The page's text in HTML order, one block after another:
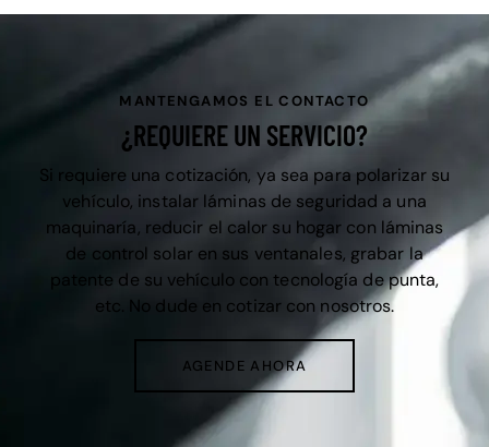
MANTENGAMOS EL CONTACTO
¿REQUIERE UN SERVICIO?
Si requiere una cotización, ya sea para polarizar su
vehículo, instalar láminas de seguridad a una
maquinaría, reducir el calor su hogar con láminas
de control solar en sus ventanales, grabar la
patente de su vehículo con tecnología de punta,
etc. No dude en cotizar con nosotros.
AGENDE AHORA